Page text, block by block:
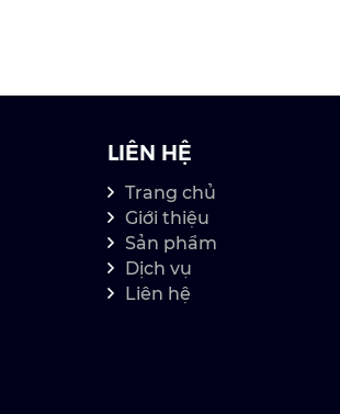
LIÊN HỆ
Trang chủ
Giới thiệu
Sản phẩm
Dịch vụ
Liên hệ